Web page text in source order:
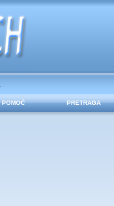
POMOĆ PRETRAGA